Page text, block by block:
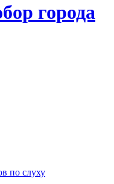
города
по слуху